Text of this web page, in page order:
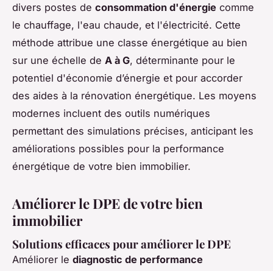
divers postes de consommation d'énergie comme
le chauffage, l'eau chaude, et l'électricité. Cette
méthode attribue une classe énergétique au bien
sur une échelle de A à G, déterminante pour le
potentiel d'économie d’énergie et pour accorder
des aides à la rénovation énergétique. Les moyens
modernes incluent des outils numériques
permettant des simulations précises, anticipant les
améliorations possibles pour la performance
énergétique de votre bien immobilier.
Améliorer le DPE de votre bien
immobilier
Solutions efficaces pour améliorer le DPE
Améliorer le diagnostic de performance